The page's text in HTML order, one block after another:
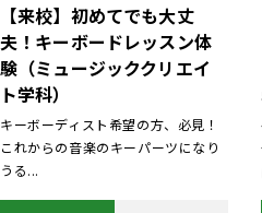
【来校】初めてでも大丈
夫！キーボードレッスン体
験（ミュージッククリエイ
ト学科）
キーボーディスト希望の方、必見！
これからの音楽のキーパーツになり
うる...